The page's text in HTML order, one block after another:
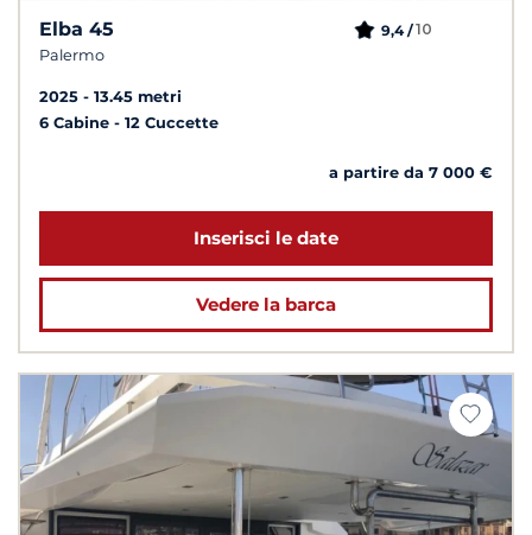
Elba 45
Palermo
9,4 /10
2025
13.45 metri
6 Cabine
12 Cuccette
a partire da 7 000 €
Inserisci le date
Vedere la barca